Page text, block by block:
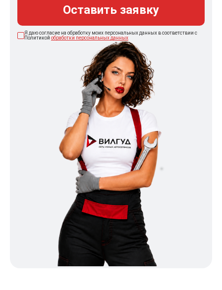
Оставить заявку
Я даю согласие на обработку моих персональных данных в соответствии с
Политикой обработки персональных данных